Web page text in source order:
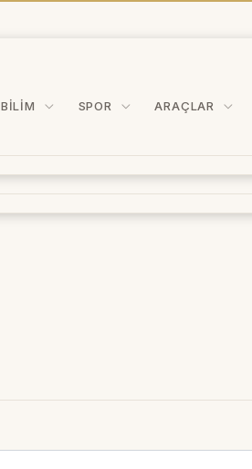
BILIM SPOR ARAÇLAR